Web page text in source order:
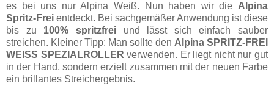
es bei uns nur Alpina Weiß. Nun haben wir die Alpina
Spritz-Frei entdeckt. Bei sachgemäßer Anwendung ist diese
bis zu 100% spritzfreiund lässt sich einfach sauber
streichen. Kleiner Tipp: Man sollte den Alpina SPRITZ-FREI
WEISS SPEZIALROLLERverwenden. Er liegt nicht nur gut
in der Hand, sondern erzielt zusammen mit der neuen Farbe
ein brillantes Streichergebnis.